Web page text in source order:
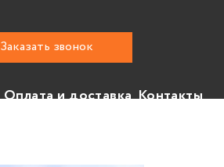
Заказать звонок
Оплата и доставка Контакты